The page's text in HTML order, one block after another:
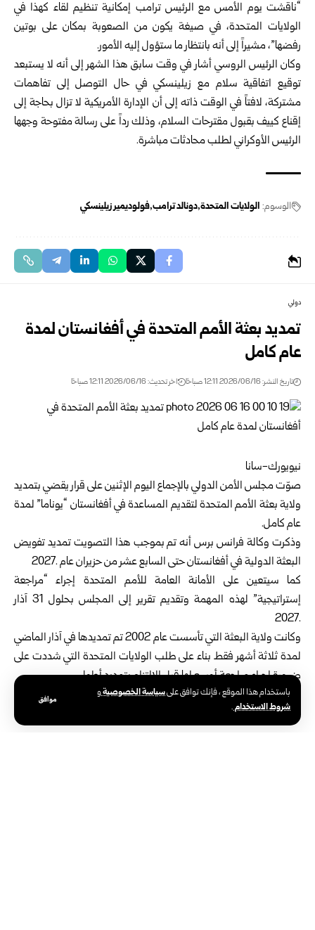
باستخدام هذا الموقع ، فإنك توافق علىسياسة الخصوصيةو
شروط الاستخدام.
موافق
“ناقشت يوم الأمس مع الرئيس ترامب إمكانية تنظيم لقاء كهذا في
الولايات المتحدة، في صيغة يكون من الصعوبة بمكان على بوتين
رفضها”، مشيراً إلى أنه بانتظار ما ستؤول إليه الأمور.
وكان الرئيس الروسي أشار في وقت سابق هذا الشهر إلى أنه لا يستبعد
توقيع اتفاقية سلام مع زيلينسكي في حال التوصل إلى تفاهمات
مشتركة، لافتاً في الوقت ذاته إلى أن الإدارة الأمريكية لا تزال بحاجة إلى
إقناع كييف بقبول مقترحات السلام، وذلك رداً على رسالة مفتوحة وجهها
الرئيس الأوكراني لطلب محادثات مباشرة.
الوسوم: الولايات المتحدة دونالد ترامب فولوديمير زيلينسكي
دولي
تمديد بعثة الأمم المتحدة في أفغانستان لمدة
عام كامل
تاريخ النشر: 2026/06/16 12:11 صباحًا اخر تحديث: 2026/06/16 12:11 صباحًا
نيويورك-سانا‏
صوّتمجلس الأمن الدوليبالإجماع اليوم الإثنين على قرار يقضي ‏بتمديد
ولاية بعثة الأمم المتحدة لتقديم المساعدة في أفغانستان “يوناما” ‏لمدة
عام كامل‎.‎
وذكرت وكالة فرانس برس أنه تم بموجب هذا التصويت تمديد تفويض
‏البعثة الدولية في أفغانستان حتى السابع عشر من حزيران عام 2027‌‎.‎
كما سيتعين على الأمانة العامة للأمم المتحدة إجراء “مراجعة
إستراتيجية” لهذه المهمة وتقديم تقرير إلى المجلس بحلول 31 آذار
وكانت ولاية البعثة التي تأسست عام 2002 تم تمديدها في آذار الماضي
‏لمدة ثلاثة أشهر فقط بناء على طلب الولايات المتحدة التي شددت على
‏ضرورة إجراء مراجعة أوسع لها قبل الالتزام بتمديد أطول‎.‎